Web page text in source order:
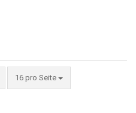
16 pro Seite